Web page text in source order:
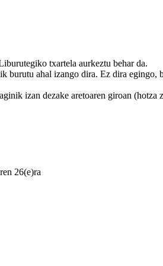
txartela aurkeztu behar da.
burutu ahal izango dira. Ez dira egingo,
izan dezake aretoaren giroan (hotza
26(e)ra